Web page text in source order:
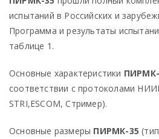
испытаний в Российских и
Программа и результаты
таблице 1.
Основные характеристики
соответствии с протоколами
STRI,ESCOM, Стример).
Основные размеры ПИРМК-35